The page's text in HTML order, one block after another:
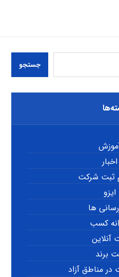
جستجو
اخبار
ثبت شرکت
ایزو
ها
کسب
آنلاین
برند
مناطق آزاد